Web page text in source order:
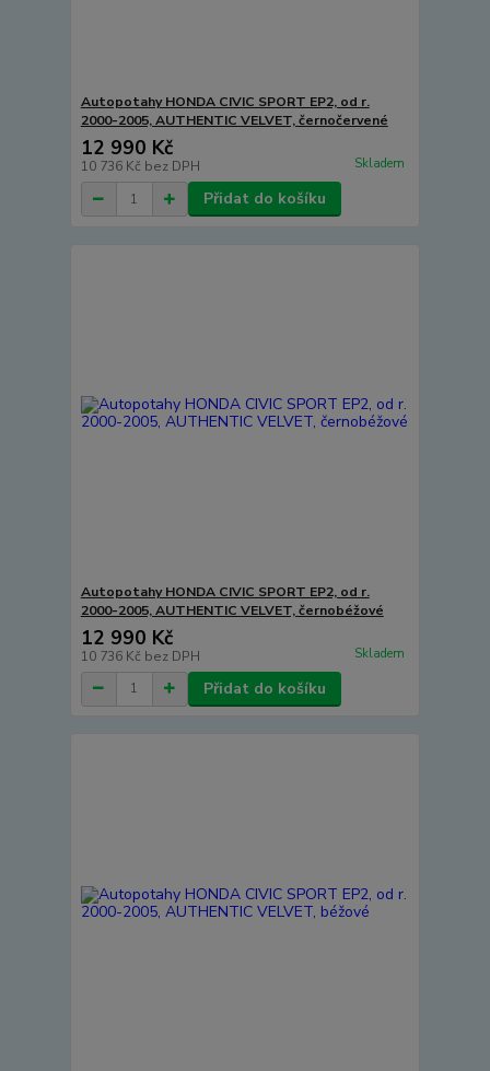
Autopotahy HONDA CIVIC SPORT EP2, od r.
2000-2005, AUTHENTIC VELVET, černočervené
12 990 Kč
10 736 Kč bez DPH Skladem
Přidat do košíku
Autopotahy HONDA CIVIC SPORT EP2, od r.
2000-2005, AUTHENTIC VELVET, černobéžové
12 990 Kč
10 736 Kč bez DPH Skladem
Přidat do košíku